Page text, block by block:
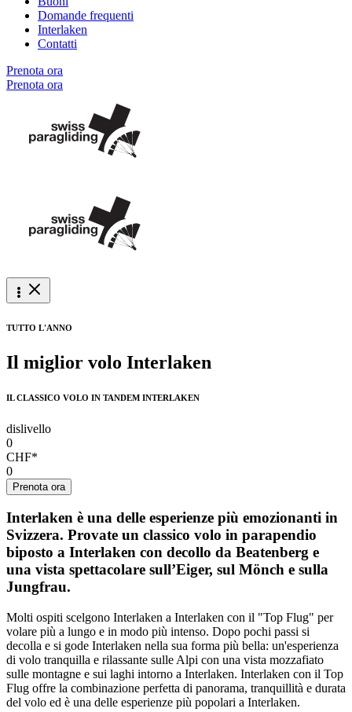
Domande frequenti
Interlaken
Contatti
Prenota ora
Prenota ora
TUTTO L'ANNO
Il miglior volo Interlaken
IL CLASSICO VOLO IN TANDEM INTERLAKEN
dislivello
0
CHF*
0
Prenota ora
Interlaken è una delle esperienze più emozionanti in
Svizzera. Provate un classico volo in parapendio
biposto a Interlaken con decollo da Beatenberg e
una vista spettacolare sull’Eiger, sul Mönch e sulla
Jungfrau.
Molti ospiti scelgono Interlaken a Interlaken con il "Top Flug" per
volare più a lungo e in modo più intenso. Dopo pochi passi si
decolla e si gode Interlaken nella sua forma più bella: un'esperienza
di volo tranquilla e rilassante sulle Alpi con una vista mozzafiato
sulle montagne e sui laghi intorno a Interlaken. Interlaken con il Top
Flug offre la combinazione perfetta di panorama, tranquillità e durata
del volo ed è una delle esperienze più popolari a Interlaken.